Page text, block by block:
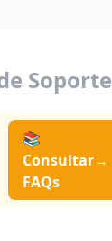
Soporte
📚
Consultar
FAQs
→